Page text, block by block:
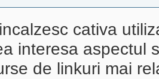
cativa
interesa aspectul
de linkuri mai